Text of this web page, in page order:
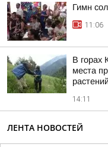
Гимн
11:06
В горах
места
14:11
ЛЕНТА НОВОСТЕЙ